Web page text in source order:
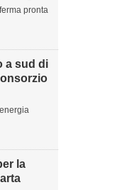
pronta
a sud di
la